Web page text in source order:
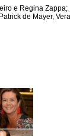
e Regina
de Mayer,